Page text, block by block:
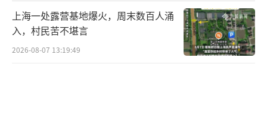
上海一处露营基地爆火，周末数百人涌
入，村民苦不堪言
2026-08-07 13:19:49